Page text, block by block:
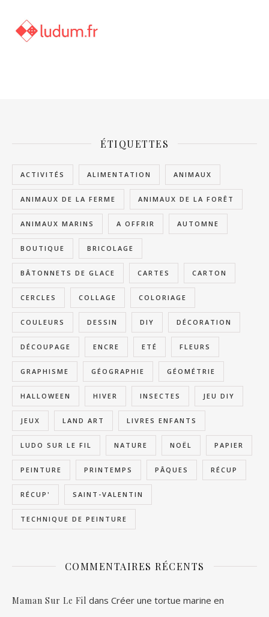
ÉTIQUETTES
ACTIVITÉS ALIMENTATION ANIMAUX
ANIMAUX DE LA FERME ANIMAUX DE LA FORÊT
ANIMAUX MARINS A OFFRIR AUTOMNE
BOUTIQUE BRICOLAGE
BÂTONNETS DE GLACE CARTES CARTON
CERCLES COLLAGE COLORIAGE
COULEURS DESSIN DIY DÉCORATION
DÉCOUPAGE ENCRE ETÉ FLEURS
GRAPHISME GÉOGRAPHIE GÉOMÉTRIE
HALLOWEEN HIVER INSECTES JEU DIY
JEUX LAND ART LIVRES ENFANTS
LUDO SUR LE FIL NATURE NOËL PAPIER
PEINTURE PRINTEMPS PÂQUES RÉCUP
RÉCUP' SAINT-VALENTIN
TECHNIQUE DE PEINTURE
COMMENTAIRES RÉCENTS
Maman Sur Le Fil dans Créer une tortue marine en